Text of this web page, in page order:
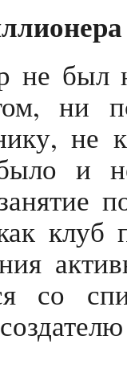
не был
ни
не
и
клуб
со